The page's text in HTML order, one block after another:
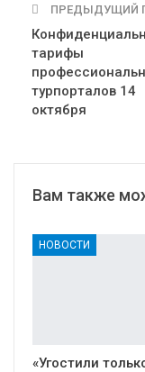
ПРЕДЫДУЩИЙ
тарифы
турпорталов 14
октября
Вам также
НОВОСТИ
«Угостили